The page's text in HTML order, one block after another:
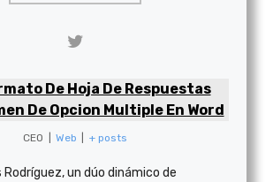
De Hoja De Respuestas
De Opcion Multiple En Word
CEO Web + posts
Rodríguez, un dúo dinámico de